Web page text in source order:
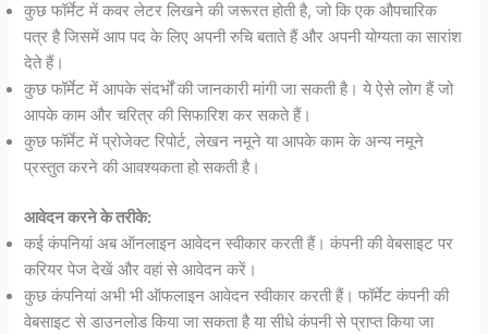
कुछ फॉर्मेट में कवर लेटर लिखने की जरूरत होती है, जो कि एक औपचारिक
पत्र है जिसमें आप पद के लिए अपनी रुचि बताते हैं और अपनी योग्यता का सारांश
देते हैं।
कुछ फॉर्मेट में आपके संदर्भों की जानकारी मांगी जा सकती है। ये ऐसे लोग हैं जो
आपके काम और चरित्र की सिफारिश कर सकते हैं।
कुछ फॉर्मेट में प्रोजेक्ट रिपोर्ट, लेखन नमूने या आपके काम के अन्य नमूने
प्रस्तुत करने की आवश्यकता हो सकती है।
आवेदन करने के तरीके:
कई कंपनियां अब ऑनलाइन आवेदन स्वीकार करती हैं। कंपनी की वेबसाइट पर
करियर पेज देखें और वहां से आवेदन करें।
कुछ कंपनियां अभी भी ऑफलाइन आवेदन स्वीकार करती हैं। फॉर्मेट कंपनी की
वेबसाइट से डाउनलोड किया जा सकता है या सीधे कंपनी से प्राप्त किया जा